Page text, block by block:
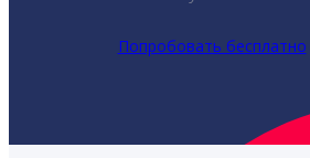
Попробовать бесплатно